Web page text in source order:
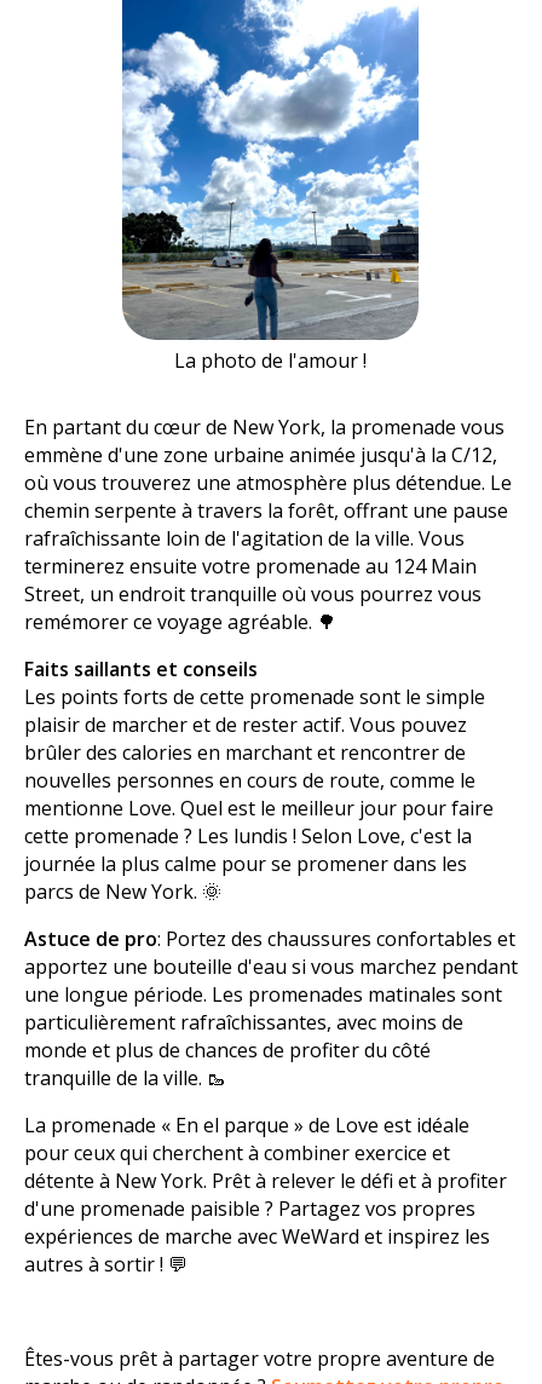
La photo de l'amour !
En partant du cœur de New York, la promenade vous
emmène d'une zone urbaine animée jusqu'à la C/12,
où vous trouverez une atmosphère plus détendue. Le
chemin serpente à travers la forêt, offrant une pause
rafraîchissante loin de l'agitation de la ville. Vous
terminerez ensuite votre promenade au 124 Main
Street, un endroit tranquille où vous pourrez vous
remémorer ce voyage agréable. 🌳
Faits saillants et conseils
Les points forts de cette promenade sont le simple
plaisir de marcher et de rester actif. Vous pouvez
brûler des calories en marchant et rencontrer de
nouvelles personnes en cours de route, comme le
mentionne Love. Quel est le meilleur jour pour faire
cette promenade ? Les lundis ! Selon Love, c'est la
journée la plus calme pour se promener dans les
parcs de New York. 🌞
Astuce de pro: Portez des chaussures confortables et
apportez une bouteille d'eau si vous marchez pendant
une longue période. Les promenades matinales sont
particulièrement rafraîchissantes, avec moins de
monde et plus de chances de profiter du côté
tranquille de la ville. 🥾
La promenade « En el parque » de Love est idéale
pour ceux qui cherchent à combiner exercice et
détente à New York. Prêt à relever le défi et à profiter
d'une promenade paisible ? Partagez vos propres
expériences de marche avec WeWard et inspirez les
autres à sortir ! 💬
Êtes-vous prêt à partager votre propre aventure de